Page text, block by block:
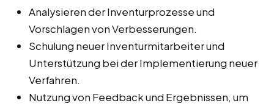
Analysieren der Inventurprozesse und
Vorschlagen von Verbesserungen.
Schulung neuer Inventurmitarbeiter und
Unterstützung bei der Implementierung neuer
Verfahren.
Nutzung von Feedback und Ergebnissen, um